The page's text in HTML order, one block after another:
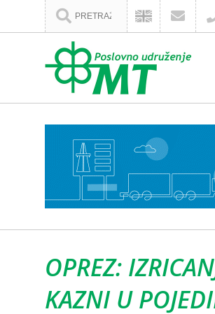
OPREZ:
KAZNI U